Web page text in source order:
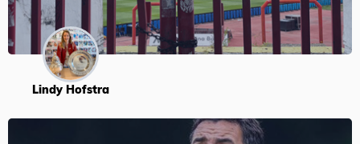
Lindy Hofstra